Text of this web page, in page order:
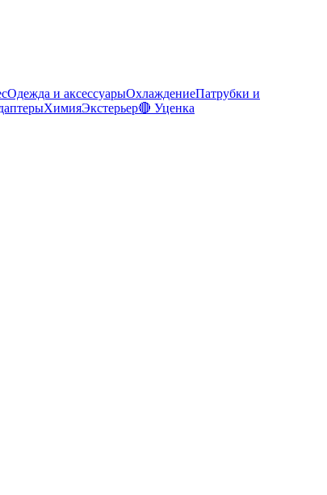
Одежда и аксессуарыОхлаждениеПатрубки и
ХимияЭкстерьер🔴 Уценка